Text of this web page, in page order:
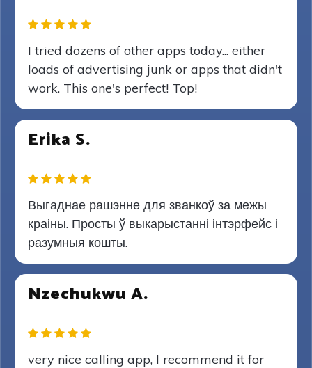
I tried dozens of other apps today... either
loads of advertising junk or apps that didn't
work. This one's perfect! Top!
Erika S.
Выгаднае рашэнне для званкоў за межы
краіны. Просты ў выкарыстанні інтэрфейс і
разумныя кошты.
Nzechukwu A.
very nice calling app, I recommend it for